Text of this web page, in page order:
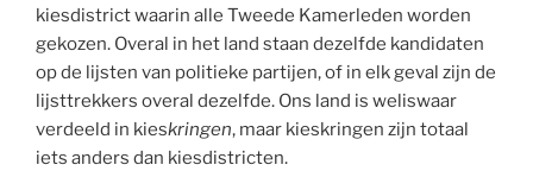
kiesdistrict waarin alle Tweede Kamerleden worden
gekozen. Overal in het land staan dezelfde kandidaten
op de lijsten van politieke partijen, of in elk geval zijn de
lijsttrekkers overal dezelfde. Ons land is weliswaar
verdeeld in kieskringen, maar kieskringen zijn totaal
iets anders dan kiesdistricten.